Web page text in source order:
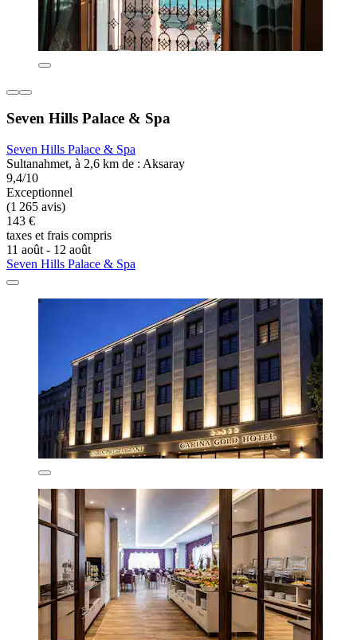
Seven Hills Palace & Spa
Seven Hills Palace & Spa
Sultanahmet, à 2,6 km de : Aksaray
9,4/10
Exceptionnel
(1 265 avis)
143 €
taxes et frais compris
11 août - 12 août
Seven Hills Palace & Spa